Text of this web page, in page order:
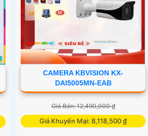
CAMERA KBVISION KX-
DAI5005MN-EAB
Giá Bán: 12,490,000 ₫
Giá Khuyến Mại: 8,118,500 ₫